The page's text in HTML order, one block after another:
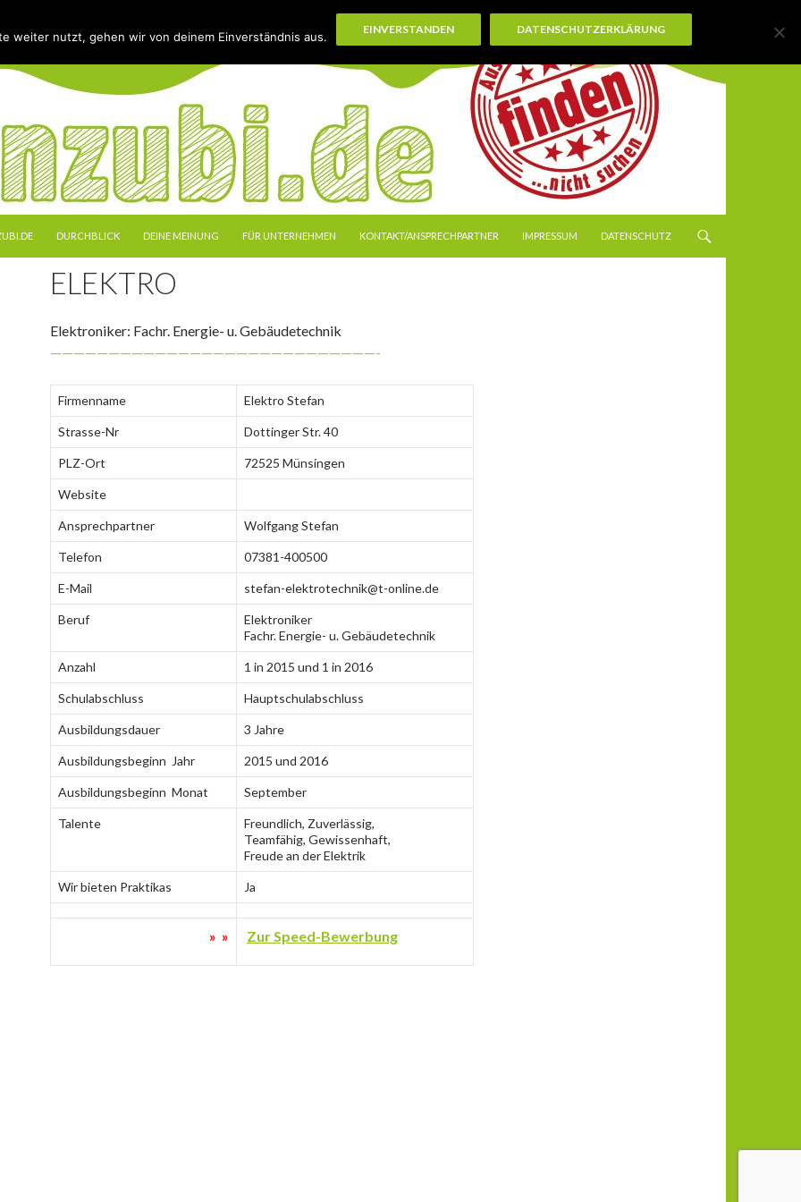
DURCHBLICK DEINE MEINUNG FÜR UNTERNEHMEN KONTAKT/ANSPRECHPARTNER IMPRESSUM DATENSCHUTZ
ELEKTRO
Elektroniker: Fachr. Energie- u. Gebäudetechnik
————————————————————————————-
Firmenname Elektro Stefan
Strasse-Nr Dottinger Str. 40
PLZ-Ort 72525 Münsingen
Website
Ansprechpartner Wolfgang Stefan
Telefon 07381-400500
E-Mail stefan-elektrotechnik@t-online.de
Beruf
Elektroniker
Fachr. Energie- u. Gebäudetechnik
Anzahl 1 in 2015 und 1 in 2016
Schulabschluss Hauptschulabschluss
Ausbildungsdauer 3 Jahre
Ausbildungsbeginn Jahr 2015 und 2016
Ausbildungsbeginn Monat September
Talente
Freundlich, Zuverlässig,
Teamfähig, Gewissenhaft,
Freude an der Elektrik
Wir bieten Praktikas Ja
» » Zur Speed-Bewerbung
weiter nutzt, gehen wir von deinem Einverständnis aus.
EINVERSTANDEN DATENSCHUTZERKLÄRUNG